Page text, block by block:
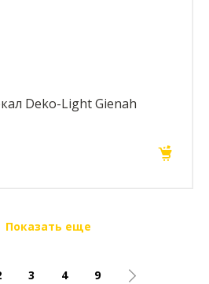
Deko-Light Gienah
Показать еще
3 4 9